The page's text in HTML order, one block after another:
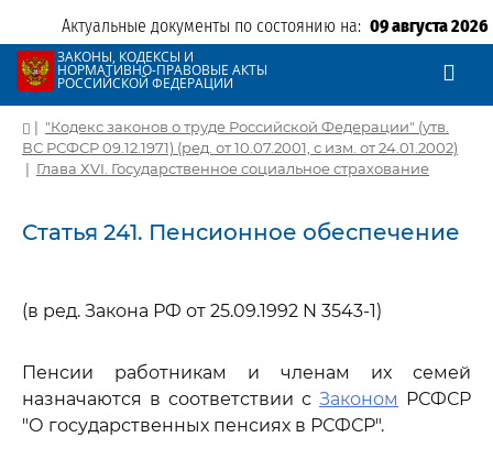
Актуальные документы по состоянию на: 09 августа 2026
ЗАКОНЫ, КОДЕКСЫ И
НОРМАТИВНО-ПРАВОВЫЕ АКТЫ
РОССИЙСКОЙ ФЕДЕРАЦИИ
| "Кодекс законов о труде Российской Федерации" (утв.
ВС РСФСР 09.12.1971) (ред. от 10.07.2001, с изм. от 24.01.2002)
| Глава XVI. Государственное социальное страхование
Статья 241. Пенсионное обеспечение
(в ред. Закона РФ от 25.09.1992 N 3543-1)
Пенсии работникам и членам их семей
назначаются в соответствии с Законом РСФСР
"О государственных пенсиях в РСФСР".